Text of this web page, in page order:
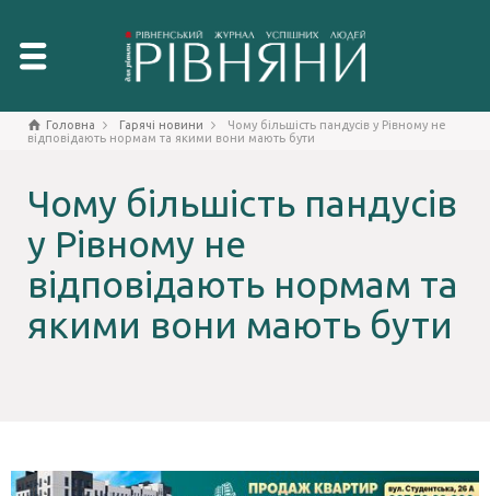
Головна Гарячі новини
Чому більшість пандусів у Рівному не
відповідають нормам та якими вони мають бути
Чому більшість пандусів
у Рівному не
відповідають нормам та
якими вони мають бути